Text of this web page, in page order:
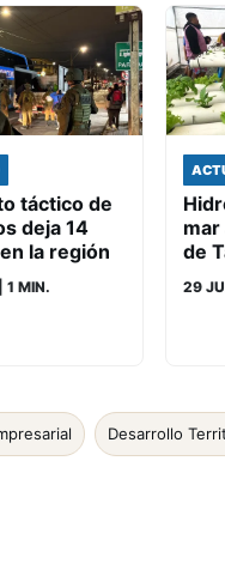
táctico de
deja 14
la región
| 1 MIN.
mar
de
29
Desarrollo